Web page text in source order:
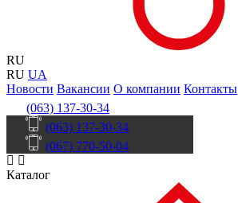
RU
RU UA
Новости Вакансии О компании Контакты
(063) 137-30-34
(063) 137-30-34
(067) 770-50-04
Каталог